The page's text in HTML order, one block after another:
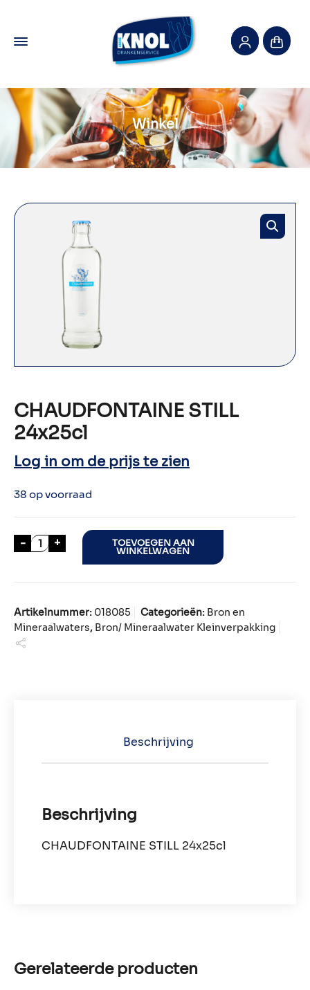
Winkel
CHAUDFONTAINE STILL
24x25cl
Log in om de prijs te zien
38 op voorraad
- CHAUDFONTAINE STILL 24x25cl aantal
+ TOEVOEGEN AAN
WINKELWAGEN
Artikelnummer: 018085 Categorieën: Bron en
Mineraalwaters, Bron/ Mineraalwater Kleinverpakking
Beschrijving
Beschrijving
CHAUDFONTAINE STILL 24x25cl
Gerelateerde producten